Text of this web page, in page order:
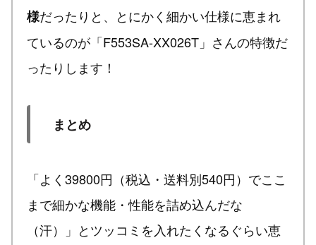
様だったりと、とにかく細かい仕様に恵まれ
ているのが「F553SA-XX026T」さんの特徴だ
ったりします！
まとめ
「よく39800円（税込・送料別540円）でここ
まで細かな機能・性能を詰め込んだな
（汗）」とツッコミを入れたくなるぐらい恵